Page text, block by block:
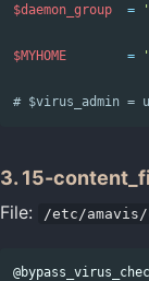
$daemon_group
=
$MYHOME =
# $virus_admin =
3. 15-
File: /etc/